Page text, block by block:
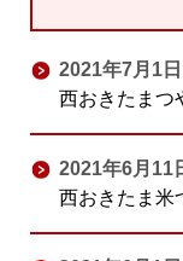
2021年7月1日
西おきたまつ
2021年6月11
西おきたま米